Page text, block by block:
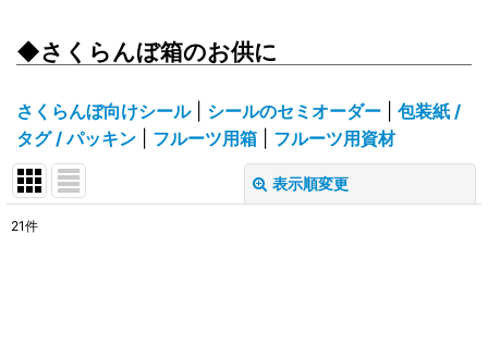
◆さくらんぼ箱のお供に
さくらんぼ向けシール| シールのセミオーダー
包装紙 /
タグ / パッキン
フルーツ用箱 フルーツ用資材
表示順変更
21件